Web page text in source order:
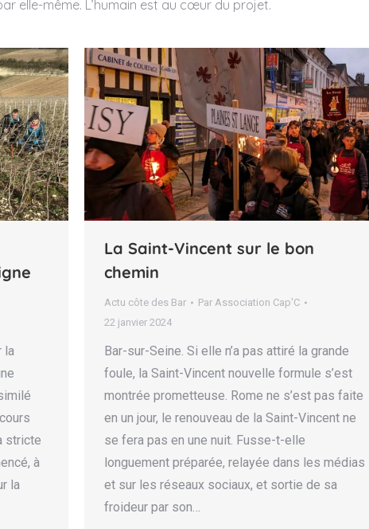
elle-même. L’humain est au cœur du projet.
la
stricte
à
la
La Saint-Vincent sur le bon
chemin
Actu côte des Bar Par Association Cap'C
22 janvier 2024
Bar-sur-Seine. Si elle n’a pas attiré la grande
foule, la Saint-Vincent nouvelle formule s’est
montrée prometteuse. Rome ne s’est pas faite
en un jour, le renouveau de la Saint-Vincent ne
se fera pas en une nuit. Fusse-t-elle
longuement préparée, relayée dans les médias
et sur les réseaux sociaux, et sortie de sa
froideur par son…